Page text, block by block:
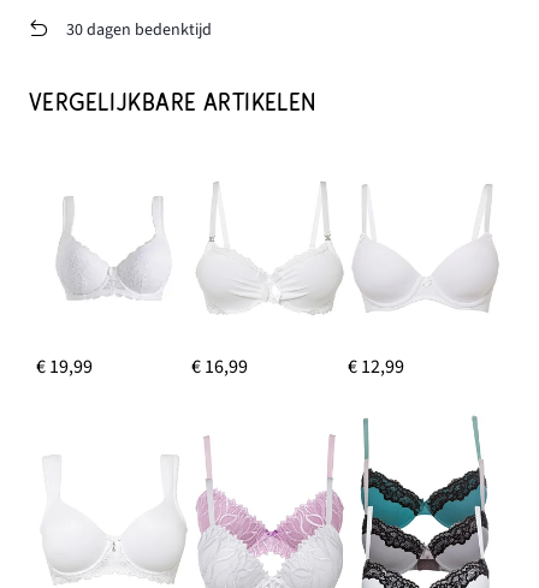
30 dagen bedenktijd
VERGELIJKBARE ARTIKELEN
€ 19,99 € 16,99 € 12,99